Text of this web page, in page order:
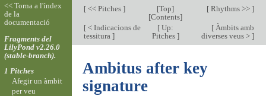
[<< Pitches ] [Top]
[Contents]
[Rhythms >> ]
[< Indicacions de
tessitura ]
[ Up:
Pitches ]
[Àmbits amb
diverses veus > ]
Ambitus after key
signature
<< Torna a l'índex
de la
documentació
Fragments del
LilyPond v2.26.0
(stable-branch).
1 Pitches
Afegir un àmbit
per veu